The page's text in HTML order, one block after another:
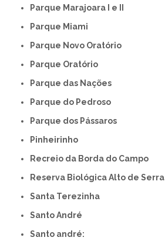
Parque Marajoara I e II
Parque Miami
Parque Novo Oratório
Parque Oratório
Parque das Nações
Parque do Pedroso
Parque dos Pássaros
Pinheirinho
Recreio da Borda do Campo
Reserva Biológica Alto de Serra
Santa Terezinha
Santo André
Santo andré: